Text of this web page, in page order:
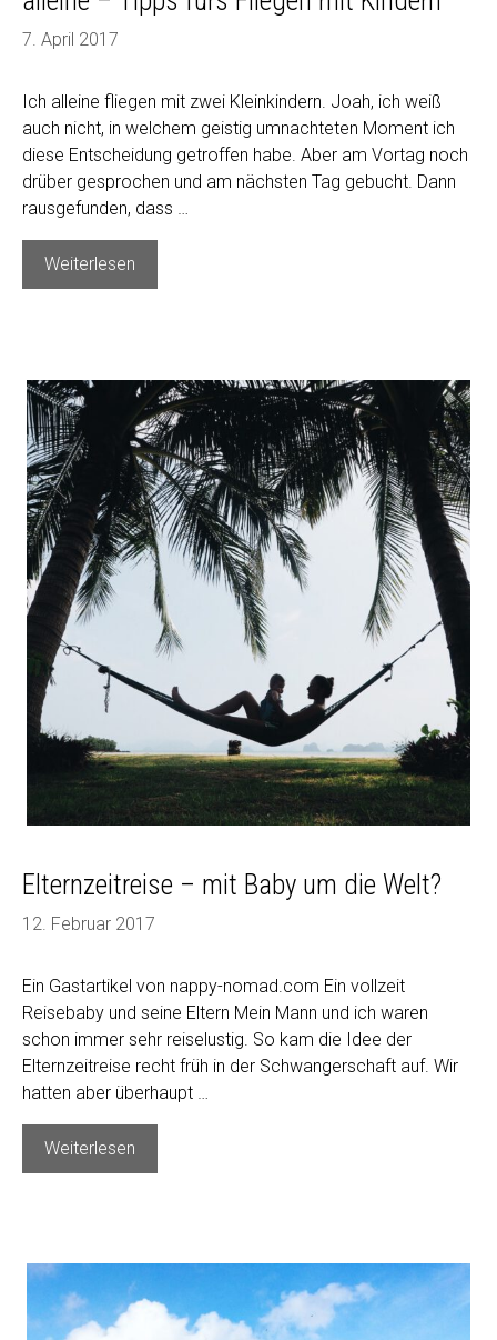
7. April 2017
Ich alleine fliegen mit zwei Kleinkindern. Joah, ich weiß
auch nicht, in welchem geistig umnachteten Moment ich
diese Entscheidung getroffen habe. Aber am Vortag noch
drüber gesprochen und am nächsten Tag gebucht. Dann
rausgefunden, dass …
Weiterlesen
Kleinkinder,
ich
–
alleine
–
Tipps
fürs
Fliegen
mit
Kindern
Elternzeitreise – mit Baby um die Welt?
12. Februar 2017
Ein Gastartikel von nappy-nomad.com Ein vollzeit
Reisebaby und seine Eltern Mein Mann und ich waren
schon immer sehr reiselustig. So kam die Idee der
Elternzeitreise recht früh in der Schwangerschaft auf. Wir
hatten aber überhaupt …
Weiterlesen
–
die
Welt?